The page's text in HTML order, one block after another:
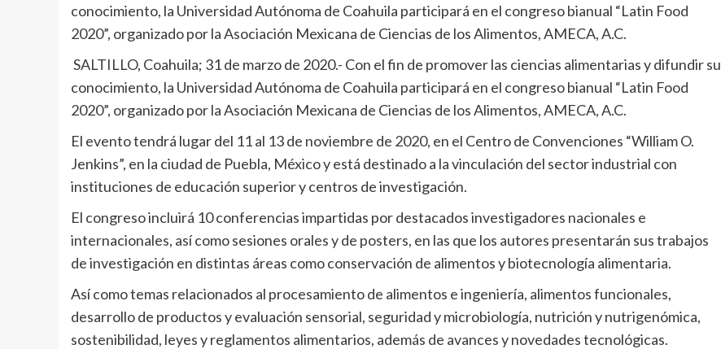
conocimiento, la Universidad Autónoma de Coahuila participará en el congreso bianual “Latin Food
2020”, organizado por la Asociación Mexicana de Ciencias de los Alimentos, AMECA, A.C.
SALTILLO, Coahuila; 31 de marzo de 2020.- Con el fin de promover las ciencias alimentarias y difundir su
conocimiento, la Universidad Autónoma de Coahuila participará en el congreso bianual “Latin Food
2020”, organizado por la Asociación Mexicana de Ciencias de los Alimentos, AMECA, A.C.
El evento tendrá lugar del 11 al 13 de noviembre de 2020, en el Centro de Convenciones “William O.
Jenkins”, en la ciudad de Puebla, México y está destinado a la vinculación del sector industrial con
instituciones de educación superior y centros de investigación.
El congreso incluirá 10 conferencias impartidas por destacados investigadores nacionales e
internacionales, así como sesiones orales y de posters, en las que los autores presentarán sus trabajos
de investigación en distintas áreas como conservación de alimentos y biotecnología alimentaria.
Así como temas relacionados al procesamiento de alimentos e ingeniería, alimentos funcionales,
desarrollo de productos y evaluación sensorial, seguridad y microbiología, nutrición y nutrigenómica,
sostenibilidad, leyes y reglamentos alimentarios, además de avances y novedades tecnológicas.